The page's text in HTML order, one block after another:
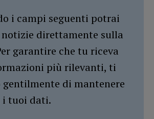
i campi seguenti potrai
notizie direttamente sulla
garantire che tu riceva
più rilevanti, ti
gentilmente di mantenere
tuoi dati.